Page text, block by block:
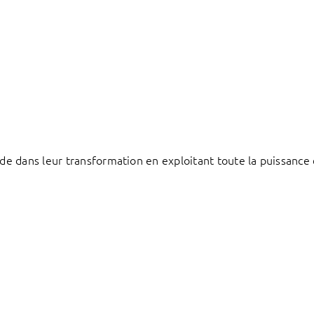
dans leur transformation en exploitant toute la